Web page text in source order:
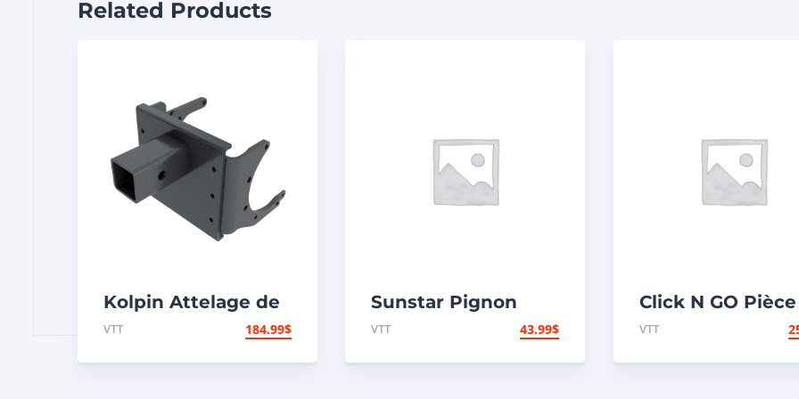
Related Products
Kolpin Attelage de
remorque
VTT 184.99$
Sunstar Pignon
arrière en acier 420
– Yamaha – Arrière
VTT 43.99$
Click N GO
remplacement
d’actuator de
VTT